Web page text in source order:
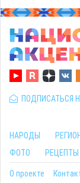
ПОДПИСАТЬСЯ
НАРОДЫ
ФОТО
РЕЦЕПТЫ
О проекте